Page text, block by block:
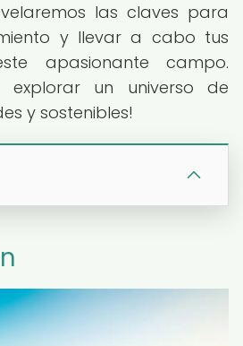
las claves para
y llevar a cabo tus
apasionante campo.
explorar un universo de
y sostenibles!